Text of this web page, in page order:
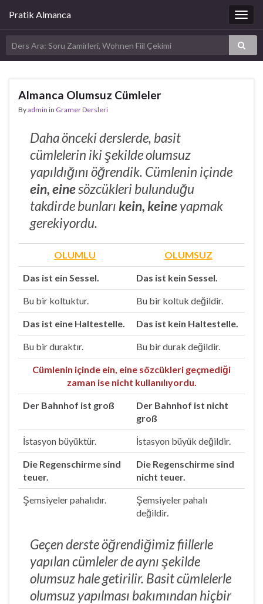
Pratik Almanca
Almanca Olumsuz Cümleler
Byadmin in Gramer Dersleri
Daha önceki derslerde, basit
cümlelerin iki şekilde olumsuz
yapıldığını öğrendik. Cümlenin içinde
ein, einesözcükleri bulunduğu
takdirde bunları kein, keineyapmak
gerekiyordu.
OLUMLU OLUMSUZ
Das ist ein Sessel. Das ist kein Sessel.
Bu bir koltuktur. Bu bir koltuk değildir.
Das ist eine Haltestelle. Das ist kein Haltestelle.
Bu bir duraktır. Bu bir durak değildir.
Cümlenin içinde ein, eine sözcükleri geçmediği
zaman ise nicht kullanılıyordu.
Der Bahnhof ist groß
Der Bahnhof ist nicht
groß
İstasyon büyüktür. İstasyon büyük değildir.
Die Regenschirme sind
teuer.
Die Regenschirme sind
nicht teuer.
Şemsiyeler pahalıdır.
Şemsiyeler pahalı
değildir.
Geçen derste öğrendiğimiz fiillerle
yapılan cümleler de aynı şekilde
olumsuz hale getirilir. Basit cümlelerle
olumsuz yapılması bakımından hiçbir